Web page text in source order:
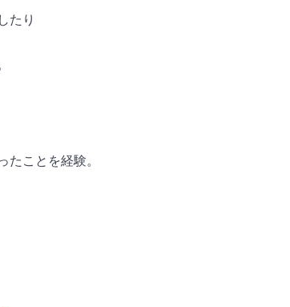
たり
たことを経験。